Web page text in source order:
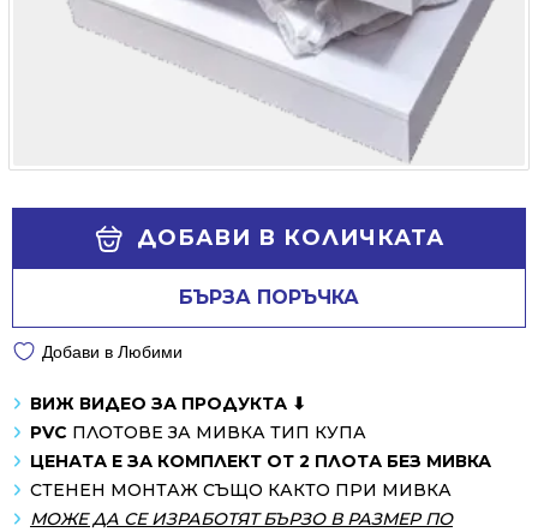
ДОБАВИ В КОЛИЧКАТА
БЪРЗА ПОРЪЧКА
Добави в Любими
ВИЖ ВИДЕО ЗА ПРОДУКТА ⬇
PVC ПЛОТОВЕ ЗА МИВКА ТИП КУПА
ЦЕНАТА Е ЗА КОМПЛЕКТ ОТ 2 ПЛОТА БЕЗ МИВКА
СТЕНЕН МОНТАЖ СЪЩО КАКТО ПРИ МИВКА
МОЖЕ ДА СЕ ИЗРАБОТЯТ БЪРЗО В РАЗМЕР ПО